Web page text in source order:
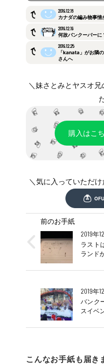
2019.12.16
カナダの編み物事情
2019.12.19
何故バンクーバーに
2019.12.25
「kanata」がお隣
さんへ
＼妹さとみとヤスオ
購入はこ
＼気に入っていただ
前のお手紙
2019年
ラスト
ランド
2019年
バンク
スイベ
こんなお手紙も届き